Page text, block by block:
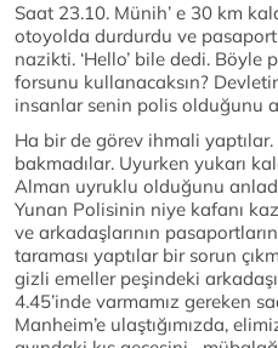
Saat 23.10. Münih’ e 30 km
otoyolda durdurdu ve
nazikti. ‘Hello’ bile dedi.
forsunu kullanacaksın?
insanlar senin polis olduğunu
Ha bir de görev ihmali
bakmadılar. Uyurken yukarı
Alman uyruklu olduğunu
Yunan Polisinin niye kafanı
ve arkadaşlarının
taraması yaptılar bir sorun
gizli emeller peşindeki
4.45’inde varmamız gereken
Manheim’e ulaştığımızda,